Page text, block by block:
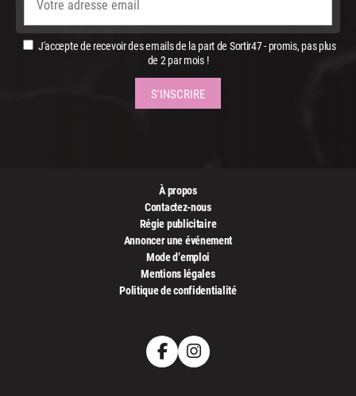
J'accepte de recevoir des emails de la part de Sortir47 - promis, pas plus
de 2 par mois !
À propos
Contactez-nous
Régie publicitaire
Annoncer une événement
Mode d’emploi
Mentions légales
Politique de confidentialité